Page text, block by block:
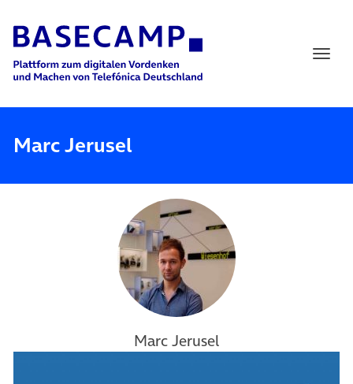
Main Navigation
Marc Jerusel
Marc Jerusel